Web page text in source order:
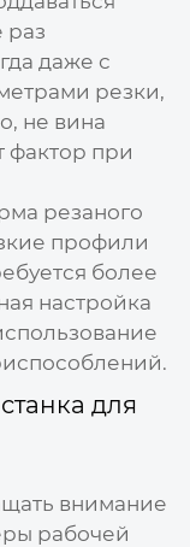
раз
даже с
резки,
не вина
фактор при
резаного
профили
более
настройка
станка для
внимание
рабочей